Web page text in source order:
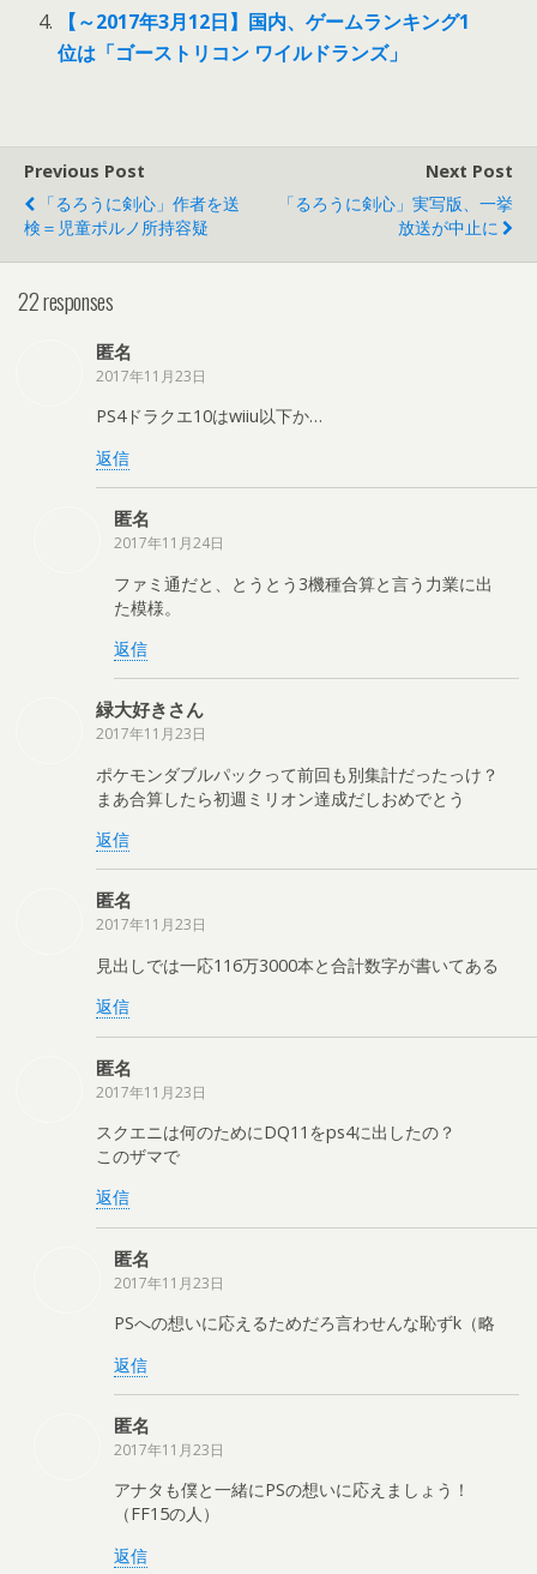
【～2017年3月12日】国内、ゲームランキング1
位は「ゴーストリコン ワイルドランズ」
Previous Post
「るろうに剣心」作者を送
検＝児童ポルノ所持容疑
Next Post
「るろうに剣心」実写版、一挙
放送が中止に
22 responses
匿名
2017年11月23日
PS4ドラクエ10はwiiu以下か…
返信
匿名
2017年11月24日
ファミ通だと、とうとう3機種合算と言う力業に出
た模様。
返信
緑大好きさん
2017年11月23日
ポケモンダブルパックって前回も別集計だったっけ？
まあ合算したら初週ミリオン達成だしおめでとう
返信
匿名
2017年11月23日
見出しでは一応116万3000本と合計数字が書いてある
返信
匿名
2017年11月23日
スクエニは何のためにDQ11をps4に出したの？
このザマで
返信
匿名
2017年11月23日
PSへの想いに応えるためだろ言わせんな恥ずk（略
返信
匿名
2017年11月23日
アナタも僕と一緒にPSの想いに応えましょう！
（FF15の人）
返信